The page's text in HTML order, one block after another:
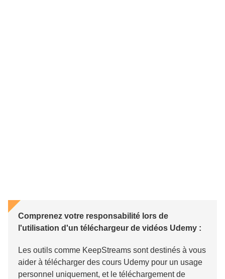
Comprenez votre responsabilité lors de
l'utilisation d'un téléchargeur de vidéos Udemy :
Les outils comme KeepStreams sont destinés à vous
aider à télécharger des cours Udemy pour un usage
personnel uniquement, et le téléchargement de